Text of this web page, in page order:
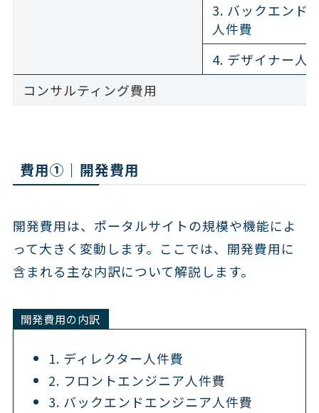
3. バックエンド
人件費
4. デザイナー人
コンサルティング費用
費用①｜開発費用
開発費用は、ポータルサイトの規模や機能によ
って大きく変動します。ここでは、開発費用に
含まれる主な内訳について解説します。
開発費用の内訳
1. ディレクター人件費
2. フロントエンジニア人件費
3. バックエンドエンジニア人件費